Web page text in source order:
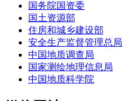
国务院国资委
国土资源部
住房和城乡建设部
安全生产监督管理总局
中国地质调查局
国家测绘地理信息局
中国地质科学院